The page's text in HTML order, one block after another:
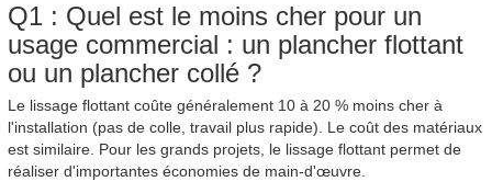
Q1 : Quel est le moins cher pour un
usage commercial : un plancher flottant
ou un plancher collé ?
Le lissage flottant coûte généralement 10 à 20 % moins cher à
l'installation (pas de colle, travail plus rapide). Le coût des matériaux
est similaire. Pour les grands projets, le lissage flottant permet de
réaliser d'importantes économies de main-d'œuvre.